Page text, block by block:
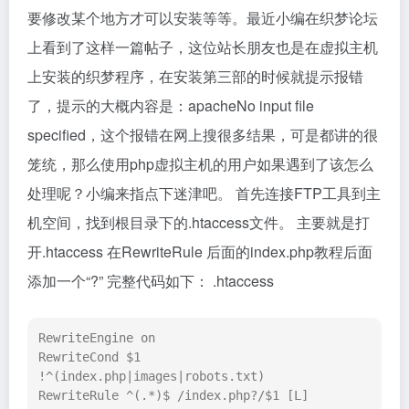
要修改某个地方才可以安装等等。最近小编在织梦论坛
上看到了这样一篇帖子，这位站长朋友也是在虚拟主机
上安装的织梦程序，在安装第三部的时候就提示报错
了，提示的大概内容是：apacheNo input file
specified，这个报错在网上搜很多结果，可是都讲的很
笼统，那么使用php虚拟主机的用户如果遇到了该怎么
处理呢？小编来指点下迷津吧。 首先连接FTP工具到主
机空间，找到根目录下的.htaccess文件。 主要就是打
开.htaccess 在RewriteRule 后面的index.php教程后面
添加一个“?” 完整代码如下： .htaccess
RewriteEngine on
RewriteCond $1
!^(index.php|images|robots.txt)
RewriteRule ^(.*)$ /index.php?/$1 [L]